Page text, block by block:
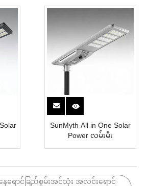
SunMyth All in One Solar
Power လမ်းမီး
ောင်ခြည်စွမ်းအင်သုံး အလင်းရောင်